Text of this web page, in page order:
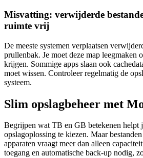
Misvatting: verwijderde
ruimte vrij
De meeste systemen verplaatsen
prullenbak. Je moet deze map leegmaken
krijgen. Sommige apps slaan ook
moet wissen. Controleer regelmatig de
systeem.
Slim opslagbeheer met
Begrijpen wat TB en GB betekenen helpt
opslagoplossing te kiezen. Maar
apparaten vraagt meer dan alleen
toegang en automatische back-up nodig,